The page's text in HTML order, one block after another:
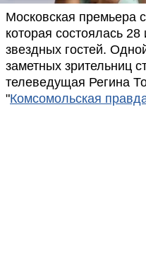
Московская премьера
которая состоялась
звездных гостей.
заметных зрительниц
телеведущая Регина
"Комсомольская